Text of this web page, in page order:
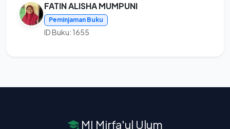
FATIN ALISHA MUMPUNI
Peminjaman Buku
ID Buku: 1655
MI Mirfa'ul Ulum